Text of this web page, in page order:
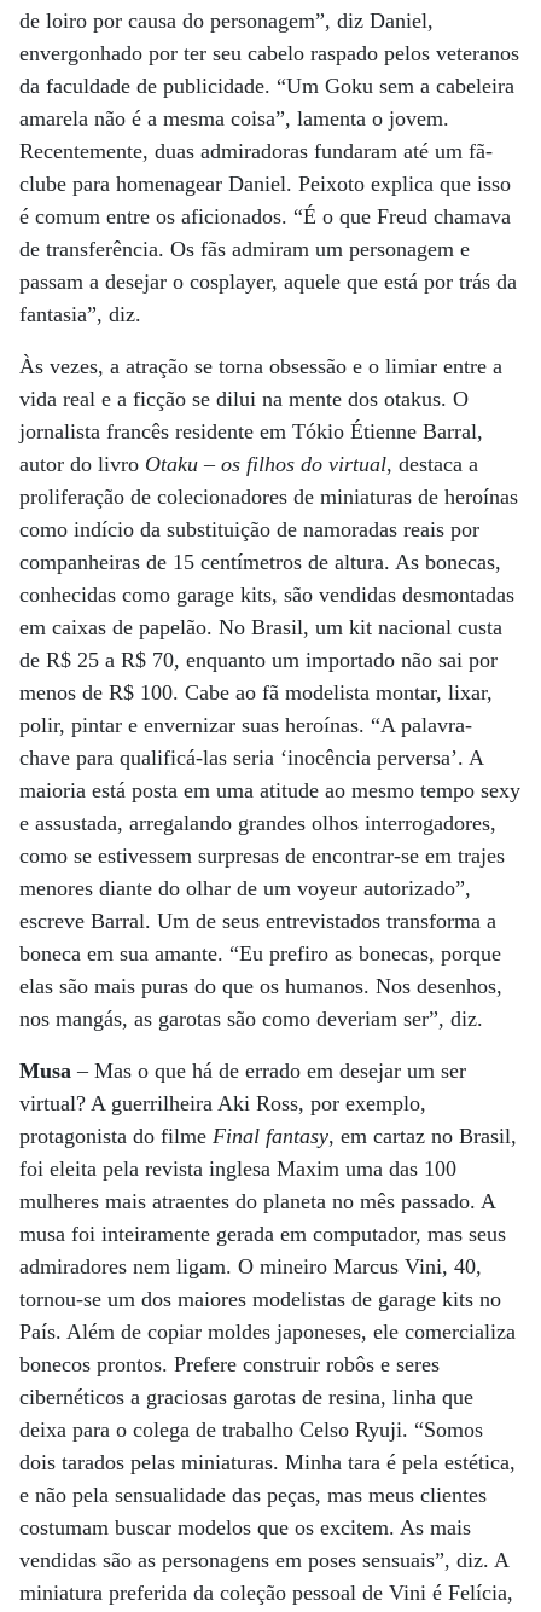
de loiro por causa do personagem”, diz Daniel,
envergonhado por ter seu cabelo raspado pelos veteranos
da faculdade de publicidade. “Um Goku sem a cabeleira
amarela não é a mesma coisa”, lamenta o jovem.
Recentemente, duas admiradoras fundaram até um fã-
clube para homenagear Daniel. Peixoto explica que isso
é comum entre os aficionados. “É o que Freud chamava
de transferência. Os fãs admiram um personagem e
passam a desejar o cosplayer, aquele que está por trás da
fantasia”, diz.
Às vezes, a atração se torna obsessão e o limiar entre a
vida real e a ficção se dilui na mente dos otakus. O
jornalista francês residente em Tókio Étienne Barral,
autor do livro Otaku – os filhos do virtual, destaca a
proliferação de colecionadores de miniaturas de heroínas
como indício da substituição de namoradas reais por
companheiras de 15 centímetros de altura. As bonecas,
conhecidas como garage kits, são vendidas desmontadas
em caixas de papelão. No Brasil, um kit nacional custa
de R$ 25 a R$ 70, enquanto um importado não sai por
menos de R$ 100. Cabe ao fã modelista montar, lixar,
polir, pintar e envernizar suas heroínas. “A palavra-
chave para qualificá-las seria ‘inocência perversa’. A
maioria está posta em uma atitude ao mesmo tempo sexy
e assustada, arregalando grandes olhos interrogadores,
como se estivessem surpresas de encontrar-se em trajes
menores diante do olhar de um voyeur autorizado”,
escreve Barral. Um de seus entrevistados transforma a
boneca em sua amante. “Eu prefiro as bonecas, porque
elas são mais puras do que os humanos. Nos desenhos,
nos mangás, as garotas são como deveriam ser”, diz.
Musa– Mas o que há de errado em desejar um ser
virtual? A guerrilheira Aki Ross, por exemplo,
protagonista do filme Final fantasy, em cartaz no Brasil,
foi eleita pela revista inglesa Maxim uma das 100
mulheres mais atraentes do planeta no mês passado. A
musa foi inteiramente gerada em computador, mas seus
admiradores nem ligam. O mineiro Marcus Vini, 40,
tornou-se um dos maiores modelistas de garage kits no
País. Além de copiar moldes japoneses, ele comercializa
bonecos prontos. Prefere construir robôs e seres
cibernéticos a graciosas garotas de resina, linha que
deixa para o colega de trabalho Celso Ryuji. “Somos
dois tarados pelas miniaturas. Minha tara é pela estética,
e não pela sensualidade das peças, mas meus clientes
costumam buscar modelos que os excitem. As mais
vendidas são as personagens em poses sensuais”, diz. A
miniatura preferida da coleção pessoal de Vini é Felícia,